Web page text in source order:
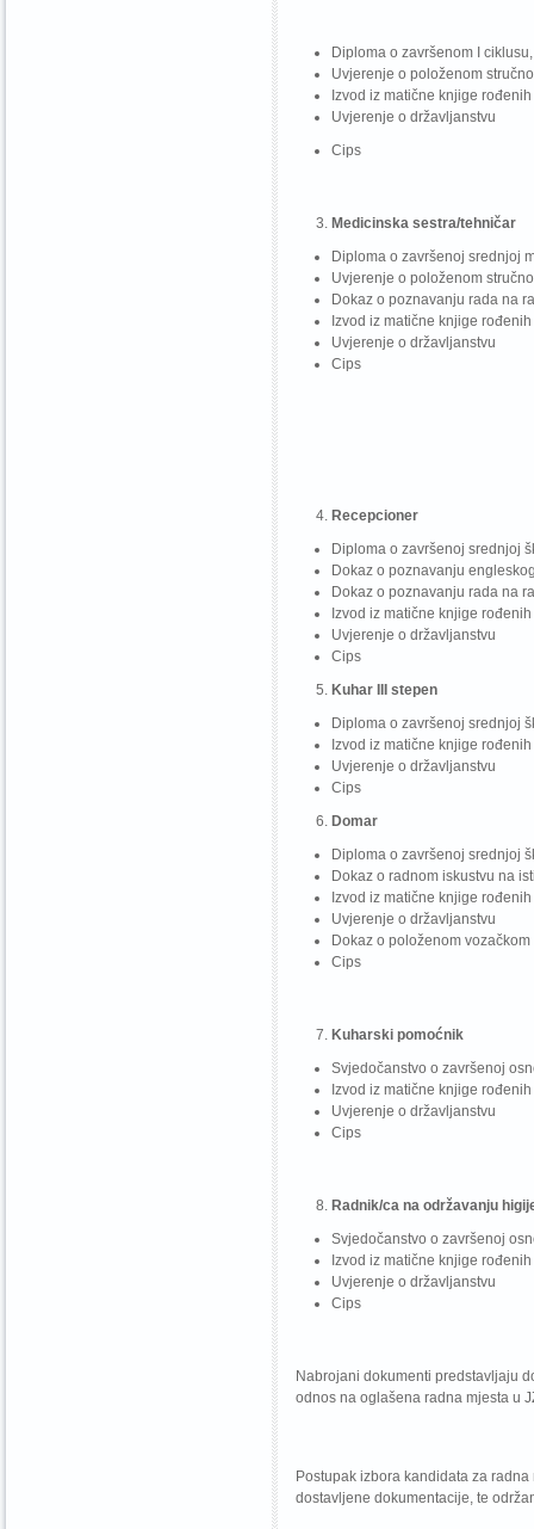
Diploma o završenom I
Uvjerenje o položenom
Izvod iz matične knjige rođenih
Uvjerenje o državljanstvu
Cips
Medicinska sestra/tehničar
Diploma o završenoj srednjoj
Uvjerenje o položenom
Dokaz o poznavanju rada na
Izvod iz matične knjige rođenih
Uvjerenje o državljanstvu
Cips
Recepcioner
Diploma o završenoj srednjoj
Dokaz o poznavanju
Dokaz o poznavanju rada na
Izvod iz matične knjige rođenih
Uvjerenje o državljanstvu
Cips
Kuhar III stepen
Diploma o završenoj srednjoj
Izvod iz matične knjige rođenih
Uvjerenje o državljanstvu
Cips
Domar
Diploma o završenoj srednjoj
Dokaz o radnom iskustvu na
Izvod iz matične knjige rođenih
Uvjerenje o državljanstvu
Dokaz o položenom
Cips
Kuharski pomoćnik
Svjedočanstvo o završenoj
Izvod iz matične knjige rođenih
Uvjerenje o državljanstvu
Cips
Radnik/ca na održavanju
Svjedočanstvo o završenoj
Izvod iz matične knjige rođenih
Uvjerenje o državljanstvu
Cips
Nabrojani dokumenti predstavljaju
odnos na oglašena radna mjesta u
Postupak izbora kandidata za
dostavljene dokumentacije, te